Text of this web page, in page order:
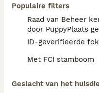
Populaire filters
Raad van Beheer
door PuppyPlaats
ID-geverifieerde
Met FCI stamboom
Geslacht van het